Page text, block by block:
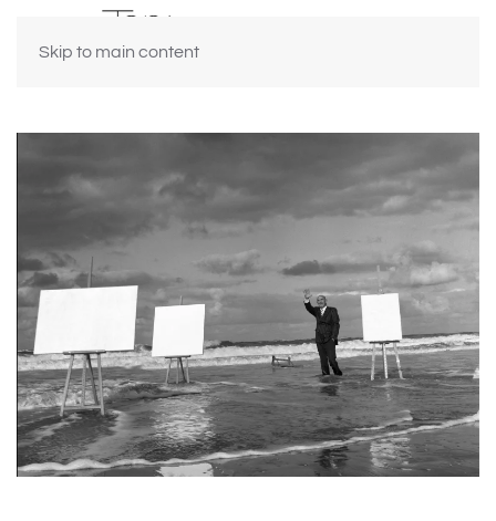
Skip to main content